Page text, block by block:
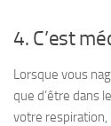
4. C’est
Lorsque vous
que d’être dans
votre respiration,